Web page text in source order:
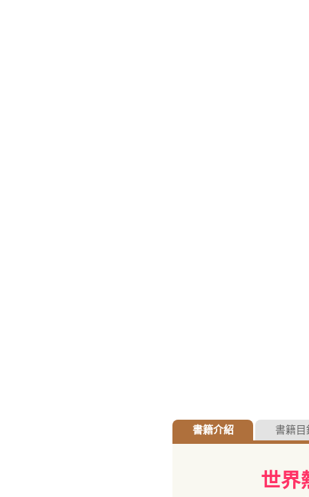
書籍介紹 書籍目
世界